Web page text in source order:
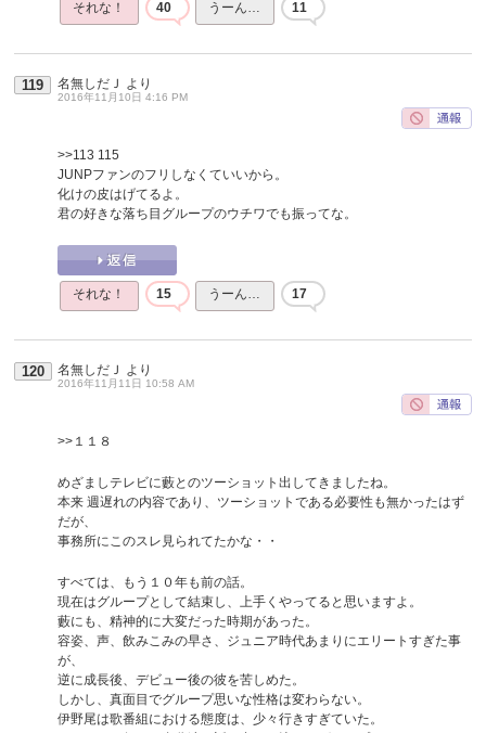
それな！ 40 うーん… 11
119 名無しだＪ より
2016年11月10日 4:16 PM
>>113 115
JUNPファンのフリしなくていいから。
化けの皮はげてるよ。
君の好きな落ち目グループのウチワでも振ってな。
それな！ 15 うーん… 17
120 名無しだＪ より
2016年11月11日 10:58 AM
>>１１８
めざましテレビに藪とのツーショット出してきましたね。
本来 週遅れの内容であり、ツーショットである必要性も無かったはず
だが、
事務所にこのスレ見られてたかな・・
すべては、もう１０年も前の話。
現在はグループとして結束し、上手くやってると思いますよ。
藪にも、精神的に大変だった時期があった。
容姿、声、飲みこみの早さ、ジュニア時代あまりにエリートすぎた事
が、
逆に成長後、デビュー後の彼を苦しめた。
しかし、真面目でグループ思いな性格は変わらない。
伊野尾は歌番組における態度は、少々行きすぎていた。